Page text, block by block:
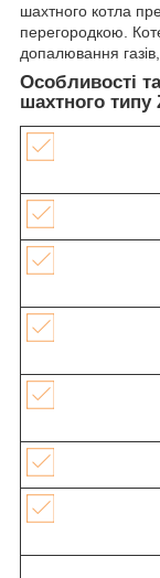
шахтного котла
перегородкою.
допалювання
Особливості
шахтного типу